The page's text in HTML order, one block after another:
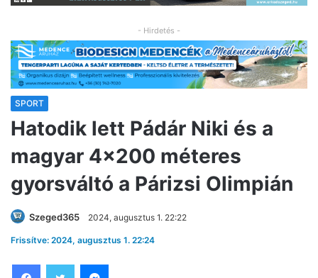
- Hirdetés -
SPORT
Hatodik lett Pádár Niki és a
magyar 4×200 méteres
gyorsváltó a Párizsi Olimpián
Szeged365 2024, augusztus 1. 22:22
Frissítve: 2024, augusztus 1. 22:24